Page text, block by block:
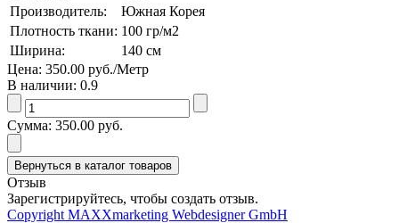
Производитель:
Южная Корея
Плотность ткани: 100 гр/м2
Ширина:
140 см
Цена: 350.00 руб./Метр
В наличии: 0.9
Сумма: 350.00 руб.
Отзыв
Зарегистрируйтесь, чтобы создать отзыв.
Copyright MAXXmarketing Webdesigner GmbH